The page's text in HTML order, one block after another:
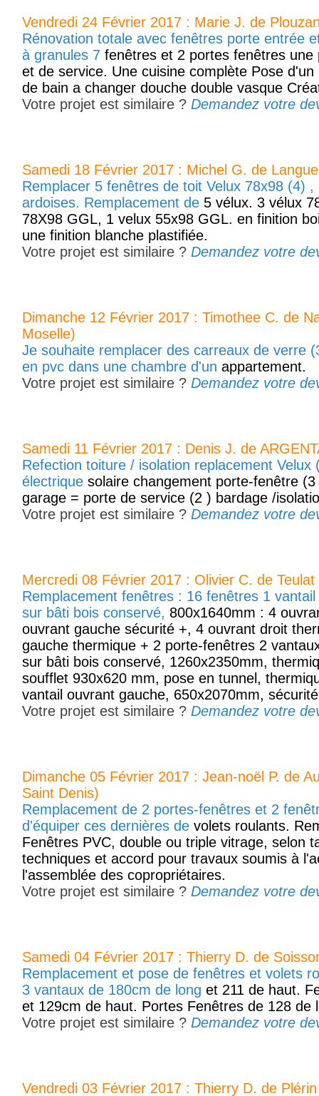
Vendredi 24 Février 2017 : Marie J. de
Rénovation totale avec fenêtres porte entrée
à granules 7 fenêtres et 2 portes fenêtres
et de service. Une cuisine complète Pose
de bain a changer douche double vasque
Votre projet est similaire ? Demandez votre
Samedi 18 Février 2017 : Michel G. de
Remplacer 5 fenêtres de toit Velux 78x98 (4) ,
ardoises. Remplacement de 5 vélux. 3 vélux
78X98 GGL, 1 velux 55x98 GGL. en finition
une finition blanche plastifiée.
Votre projet est similaire ? Demandez votre
Dimanche 12 Février 2017 : Timothee C. de
Moselle)
Je souhaite remplacer des carreaux de verre
en pvc dans une chambre d'un appartement.
Votre projet est similaire ? Demandez votre
Samedi 11 Février 2017 : Denis J. de
Refection toiture / isolation replacement
électrique solaire changement porte-fenêtre
garage = porte de service (2 ) bardage /
Votre projet est similaire ? Demandez votre
Mercredi 08 Février 2017 : Olivier C. de Teulat
Remplacement fenêtres : 16 fenêtres 1
sur bâti bois conservé, 800x1640mm : 4
ouvrant gauche sécurité +, 4 ouvrant droit
gauche thermique + 2 porte-fenêtres 2
sur bâti bois conservé, 1260x2350mm,
soufflet 930x620 mm, pose en tunnel,
vantail ouvrant gauche, 650x2070mm,
Votre projet est similaire ? Demandez votre
Dimanche 05 Février 2017 : Jean-noël P. de
Saint Denis)
Remplacement de 2 portes-fenêtres et 2
d'équiper ces dernières de volets roulants.
Fenêtres PVC, double ou triple vitrage, selon
techniques et accord pour travaux soumis à
l'assemblée des copropriétaires.
Votre projet est similaire ? Demandez votre
Samedi 04 Février 2017 : Thierry D. de
Remplacement et pose de fenêtres et volets
3 vantaux de 180cm de long et 211 de haut.
et 129cm de haut. Portes Fenêtres de 128 de
Votre projet est similaire ? Demandez votre
Vendredi 03 Février 2017 : Thierry D. de